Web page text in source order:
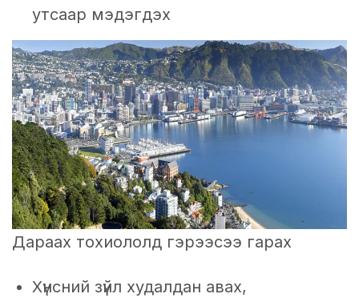
утсаар мэдэгдэх
Дараах тохиололд гэрээсээ гарах
Хүнсний зүйл худалдан авах,